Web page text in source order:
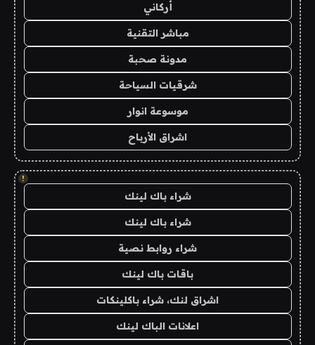
أركاني
مباشر التقنية
مدونة صحبة
شرقيات السياحة
موسوعة انوار
اشراق الأرباح
!
شراء باك لينك
شراء باك لينك
شراء روابط نصية
باقات باك لينك
اشراق لنك، شراء باكلينكات
اعلانات الباك لينك